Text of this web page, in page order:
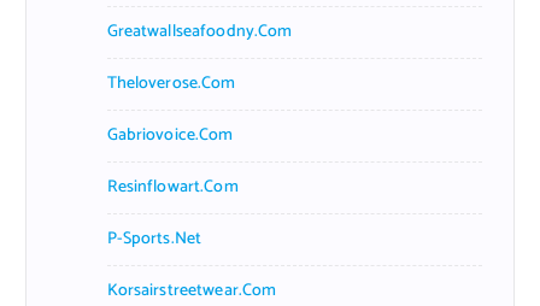
Greatwallseafoodny.com
Theloverose.com
Gabriovoice.com
Resinflowart.com
P-Sports.net
Korsairstreetwear.com